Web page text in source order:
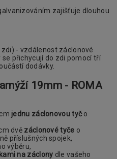
zajišťuje dlouhou
- vzdálenost záclonové
přichycují do zdi pomocí tří
dodávky.
19mm - ROMA
jednu záclonovou tyčo
dvě záclonové tyče o
příslušných spojek,
výběru,
na záclony dle vašeho